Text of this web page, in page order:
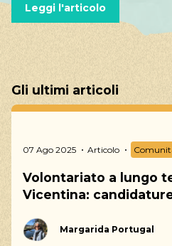
Leggi l'articolo
Gli ultimi articoli
07 Ago 2025 Articolo
Volontariato a lungo
Vicentina:
Margarida Portugal